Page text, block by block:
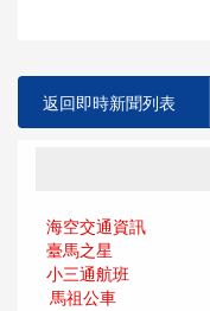
返回即時新聞列表
海空交通資訊
臺馬之星
小三通航班
馬祖公車